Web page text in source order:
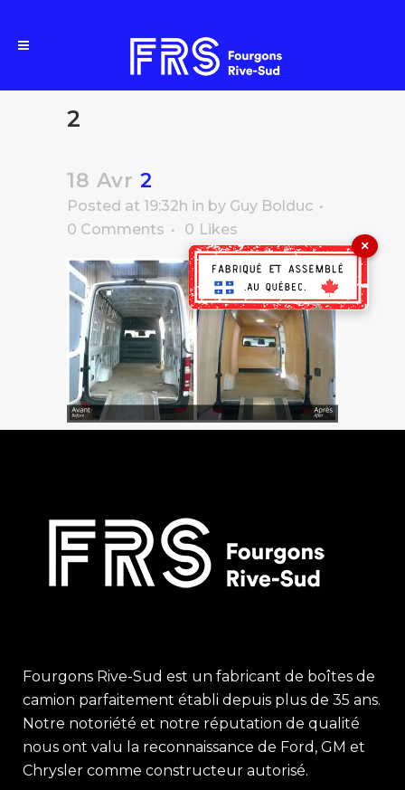
2
18 Avr 2
Posted at 19:32h in by Guy Bolduc
0 Comments
0 Likes
Fourgons Rive-Sud est un fabricant de boîtes de
camion parfaitement établi depuis plus de 35 ans.
Notre notoriété et notre réputation de qualité
nous ont valu la reconnaissance de Ford, GM et
Chrysler comme constructeur autorisé.
×